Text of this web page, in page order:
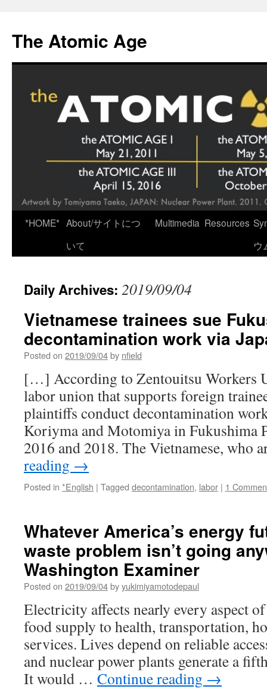
content
The Atomic Age
*HOME* About/サイトにつ
いて
Multimedia Resources
ウ
Daily Archives: 2019/09/04
Vietnamese trainees sue
decontamination work via
Posted on 2019/09/04by nfield
[…] According to Zentouitsu Workers
labor union that supports foreign
plaintiffs conduct decontamination
Koriyma and Motomiya in Fukushima
2016 and 2018. The Vietnamese,
reading →
Posted in *English | Tagged decontamination, labor | 1
Whatever America’s energy
waste problem isn’t going
Washington Examiner
Posted on 2019/09/04byyukimiyamotodepaul
Electricity affects nearly every aspect
food supply to health, transportation,
services. Lives depend on reliable
and nuclear power plants generate a
It would … Continue reading →